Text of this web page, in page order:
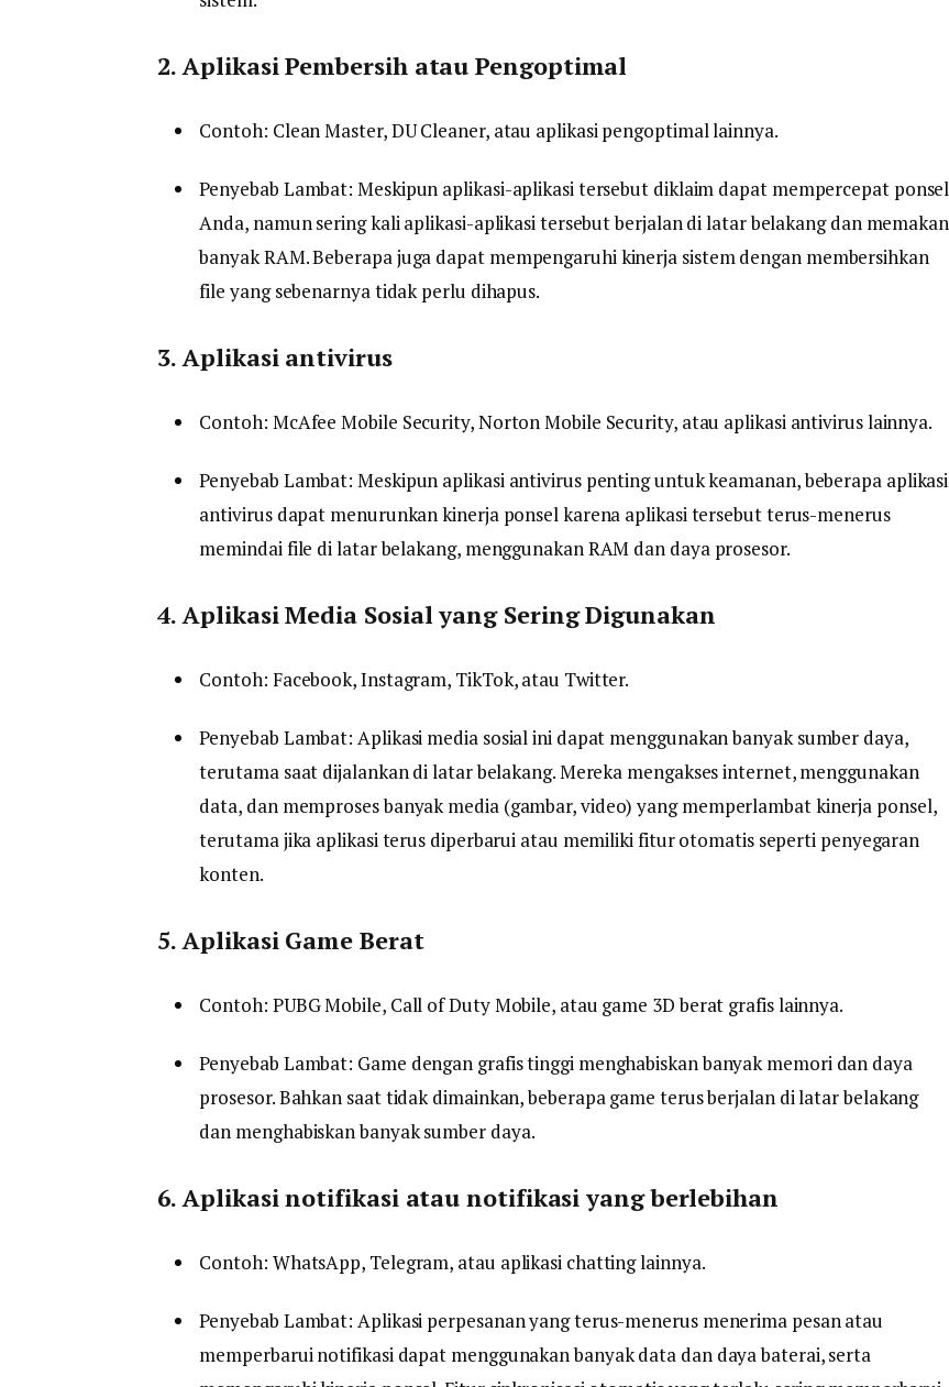
2. Aplikasi Pembersih atau Pengoptimal
Contoh: Clean Master, DU Cleaner, atau aplikasi pengoptimal lainnya.
Penyebab Lambat: Meskipun aplikasi-aplikasi tersebut diklaim dapat mempercepat ponsel
Anda, namun sering kali aplikasi-aplikasi tersebut berjalan di latar belakang dan memakan
banyak RAM. Beberapa juga dapat mempengaruhi kinerja sistem dengan membersihkan
file yang sebenarnya tidak perlu dihapus.
3. Aplikasi antivirus
Contoh: McAfee Mobile Security, Norton Mobile Security, atau aplikasi antivirus lainnya.
Penyebab Lambat: Meskipun aplikasi antivirus penting untuk keamanan, beberapa aplikasi
antivirus dapat menurunkan kinerja ponsel karena aplikasi tersebut terus-menerus
memindai file di latar belakang, menggunakan RAM dan daya prosesor.
4. Aplikasi Media Sosial yang Sering Digunakan
Contoh: Facebook, Instagram, TikTok, atau Twitter.
Penyebab Lambat: Aplikasi media sosial ini dapat menggunakan banyak sumber daya,
terutama saat dijalankan di latar belakang. Mereka mengakses internet, menggunakan
data, dan memproses banyak media (gambar, video) yang memperlambat kinerja ponsel,
terutama jika aplikasi terus diperbarui atau memiliki fitur otomatis seperti penyegaran
konten.
5. Aplikasi Game Berat
Contoh: PUBG Mobile, Call of Duty Mobile, atau game 3D berat grafis lainnya.
Penyebab Lambat: Game dengan grafis tinggi menghabiskan banyak memori dan daya
prosesor. Bahkan saat tidak dimainkan, beberapa game terus berjalan di latar belakang
dan menghabiskan banyak sumber daya.
6. Aplikasi notifikasi atau notifikasi yang berlebihan
Contoh: WhatsApp, Telegram, atau aplikasi chatting lainnya.
Penyebab Lambat: Aplikasi perpesanan yang terus-menerus menerima pesan atau
memperbarui notifikasi dapat menggunakan banyak data dan daya baterai, serta